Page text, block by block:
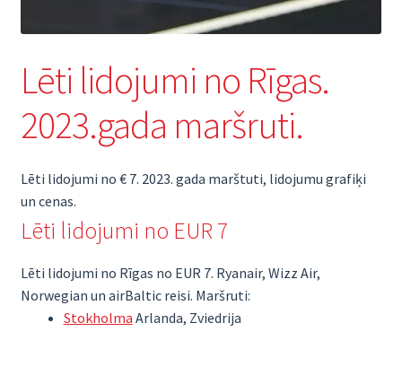
Lēti lidojumi no Rīgas.
2023.gada maršruti.
Lēti lidojumi no € 7. 2023. gada marštuti, lidojumu grafiķi
un cenas.
Lēti lidojumi no EUR 7
Lēti lidojumi no Rīgas no EUR 7. Ryanair, Wizz Air,
Norwegian un airBaltic reisi. Maršruti:
Stokholma Arlanda, Zviedrija